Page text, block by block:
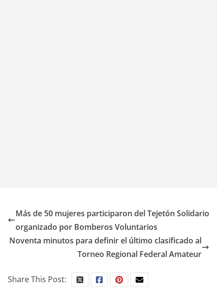
Más de 50 mujeres participaron del Tejetón Solidario
organizado por Bomberos Voluntarios
Noventa minutos para definir el último clasificado al
Torneo Regional Federal Amateur
Share This Post: